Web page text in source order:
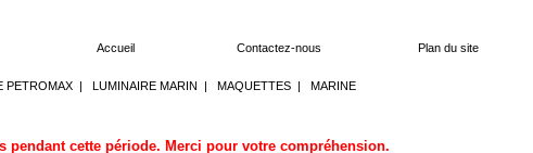
Accueil Contactez-nous Plan du site
PETROMAX | LUMINAIRE MARIN | MAQUETTES | MARINE
cette période. Merci pour votre compréhension.